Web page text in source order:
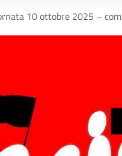
10 ottobre 2025 –